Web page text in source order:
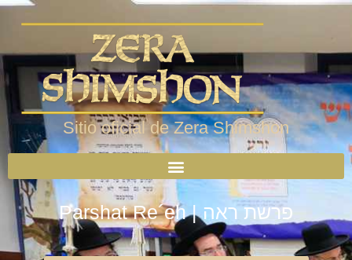
Sitio oficial de Zera Shimshon
Parshat Re´eh | פרשת ראה